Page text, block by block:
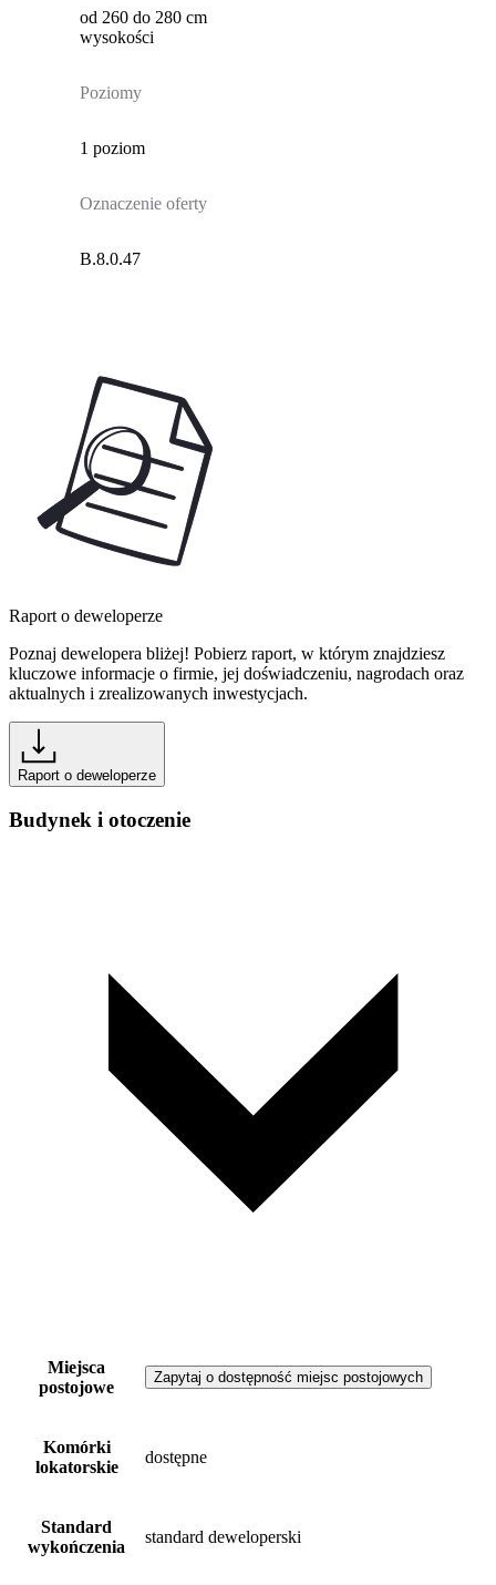
od 260 do 280 cm
wysokości
Poziomy
1 poziom
Oznaczenie oferty
B.8.0.47
Raport o deweloperze
Poznaj dewelopera bliżej! Pobierz raport, w którym znajdziesz
kluczowe informacje o firmie, jej doświadczeniu, nagrodach oraz
aktualnych i zrealizowanych inwestycjach.
Raport o deweloperze
Budynek i otoczenie
Miejsca
postojowe
Zapytaj o dostępność miejsc postojowych
Komórki
lokatorskie
dostępne
Standard
wykończenia
standard deweloperski